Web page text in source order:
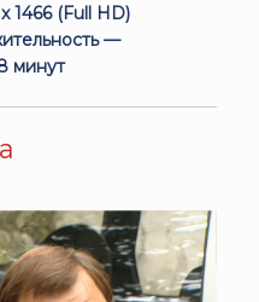
1466 (Full HD)
—
минут